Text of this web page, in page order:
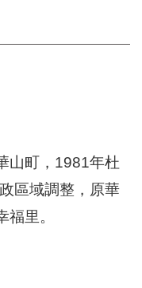
山町，1981年杜
區域調整，原華
里。